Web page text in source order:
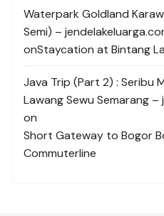
Waterpark Goldland
Semi) –
onStaycation at Bintang
Java Trip (Part 2) : Seribu
Lawang Sewu Semarang
on
Short Gateway to Bogor
Commuterline